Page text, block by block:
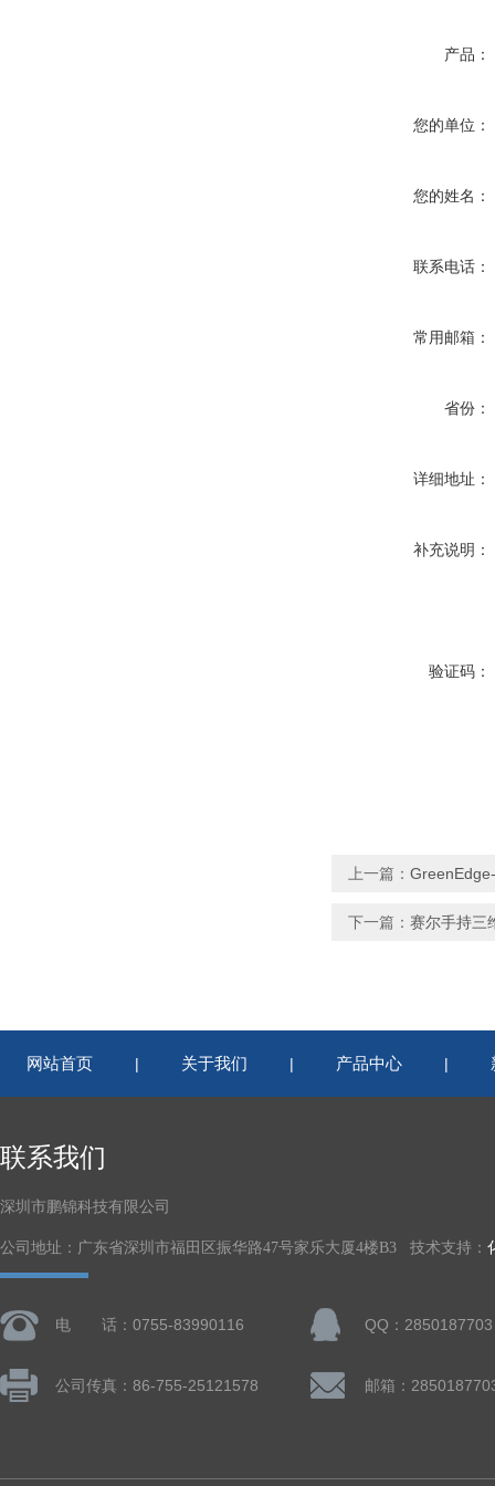
产品：
您的单位：
您的姓名：
联系电话：
常用邮箱：
省份：
详细地址：
补充说明：
验证码：
上一篇：
下一篇： 赛尔手持三
网站首页 | 关于我们 | 产品中心 |
联系我们
深圳市鹏锦科技有限公司
公司地址：广东省深圳市福田区振华路47号家乐大厦4楼B3 技术支持：
电 话：0755-83990116 QQ：2850187703
公司传真：86-755-25121578 邮箱：